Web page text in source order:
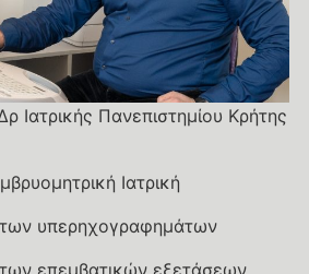
Ιατρικής Πανεπιστημίου Κρήτης
Ιατρική
υπερηχογραφημάτων
επεμβατικών εξετάσεων